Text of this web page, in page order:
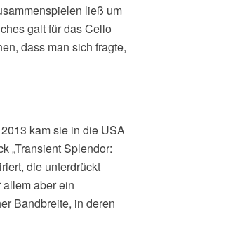
ließ um
galt für das Cello
dass man sich fragte,
kam sie in die USA
„Transient Splendor:
die unterdrückt
aber ein
Bandbreite, in deren